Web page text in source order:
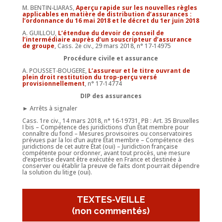
M. BENTIN-LIARAS,Aperçu rapide sur les nouvelles règles
applicables en matière de distribution d’assurances :
l’ordonnance du 16 mai 2018 et le décret du 1er juin 2018
A. GUILLOU, L’étendue du devoir de conseil de
l’intermédiaire auprès d’un souscripteur d’assurance
de groupe, Cass. 2e civ., 29 mars 2018, n° 17-14975
Procédure civile et assurance
A. POUSSET-BOUGERE, L’assureur et le titre ouvrant de
plein droit restitution du trop-perçu versé
provisionnellement, n° 17-14774
DIP des assurances
► Arrêts à signaler
Cass. 1re civ., 14 mars 2018, n° 16-19731, PB : Art. 35 Bruxelles
I bis – Compétence des juridictions d’un État membre pour
connaître du fond – Mesures provisoires ou conservatoires
prévues par la loi d’un autre État membre – Compétence des
juridictions de cet autre État (oui) – Juridiction française
compétente pour ordonner, avant tout procès, une mesure
d’expertise devant être exécutée en France et destinée à
conserver ou établir la preuve de faits dont pourrait dépendre
la solution du litige (oui).
TEXTES-VEILLE
(non commentés)